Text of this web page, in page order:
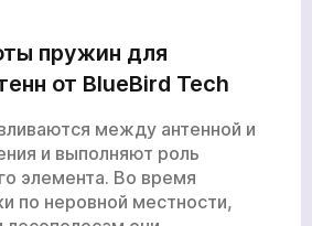
пружин для
от BlueBird Tech
между антенной и
и выполняют роль
элемента. Во время
по неровной местности,